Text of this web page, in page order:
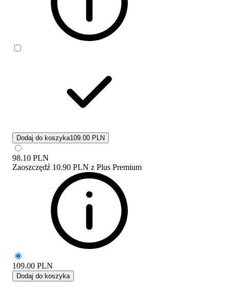
Dodaj do koszyka109.00 PLN
98.10 PLN
Zaoszczędź 10.90 PLN z Plus Premium
109.00 PLN
Dodaj do koszyka